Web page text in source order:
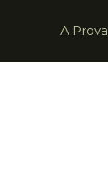
A Prova